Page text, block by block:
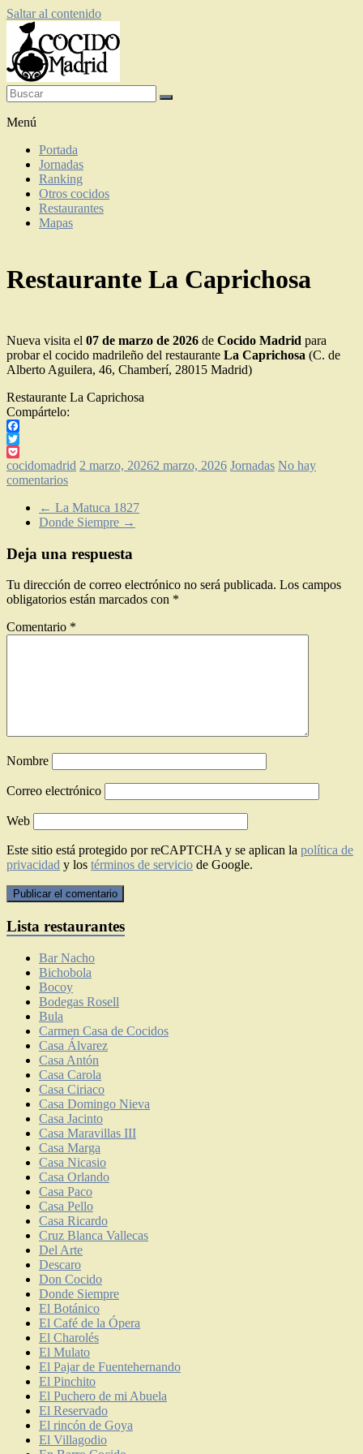
Saltar al contenido
Restaurantes de cocido madrileño
Menú
Portada
Jornadas
Ranking
Otros cocidos
Restaurantes
Mapas
Restaurante La Caprichosa
Nueva visita el 07 de marzo de 2026 de Cocido Madrid para
probar el cocido madrileño del restaurante La Caprichosa (C. de
Alberto Aguilera, 46, Chamberí, 28015 Madrid)
Restaurante La Caprichosa
Compártelo:
Facebook
Twitter
Pocket
cocidomadrid 2 marzo, 20262 marzo, 2026 Jornadas No hay
comentarios
← La Matuca 1827
Donde Siempre →
Deja una respuesta
Tu dirección de correo electrónico no será publicada. Los campos
obligatorios están marcados con *
Comentario *
Nombre
Correo electrónico
Web
Este sitio está protegido por reCAPTCHA y se aplican la política de
privacidad y los términos de servicio de Google.
Lista restaurantes
Bar Nacho
Bichobola
Bocoy
Bodegas Rosell
Bula
Carmen Casa de Cocidos
Casa Álvarez
Casa Antón
Casa Carola
Casa Ciriaco
Casa Domingo Nieva
Casa Jacinto
Casa Maravillas III
Casa Marga
Casa Nicasio
Casa Orlando
Casa Paco
Casa Pello
Casa Ricardo
Cruz Blanca Vallecas
Del Arte
Descaro
Don Cocido
Donde Siempre
El Botánico
El Café de la Ópera
El Charolés
El Mulato
El Pajar de Fuentehernando
El Pinchito
El Puchero de mi Abuela
El Reservado
El rincón de Goya
El Villagodio